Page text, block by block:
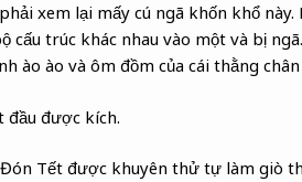
xem lại mấy cú ngã khốn khổ
cấu trúc khác nhau vào một và bị
ào ào và ôm đồm của cái thằng chân
đầu được kích.
Tết được khuyên thử tự làm giò